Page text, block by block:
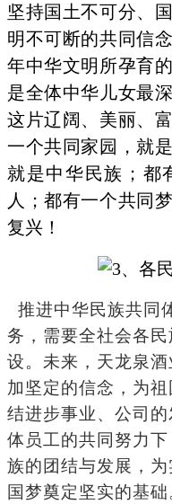
坚持国土不可分、
明不可断的共同信
年中华文明所孕育
是全体中华儿女最
这片辽阔、美丽、
一个共同家园，就
就是中华民族；都
人；都有一个共同
复兴！
推进中华民族共同
务，需要全社会各
设。未来，天龙泉
加坚定的信念，为
结进步事业、公司
体员工的共同努力
族的团结与发展，
国梦奠定坚实的基础